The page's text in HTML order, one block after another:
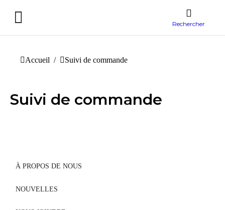
Rechercher
Vous êtes ici :
Accueil Suivi de commande
Suivi de commande
À PROPOS DE NOUS
NOUVELLES